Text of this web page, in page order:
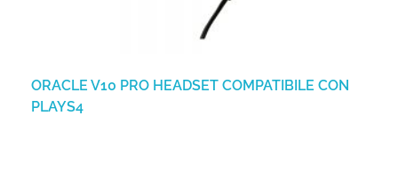
ORACLE V10 PRO HEADSET COMPATIBILE CON
PLAYS4